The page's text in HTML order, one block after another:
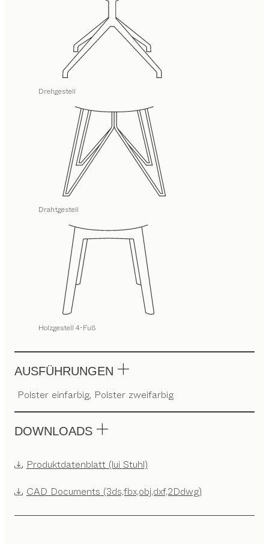
Drehgestell
Drahtgestell
Holzgestell 4-Fuß
AUSFÜHRUNGEN
Polster einfarbig, Polster zweifarbig
DOWNLOADS
Produktdatenblatt (lui Stuhl)
CAD Documents (3ds,fbx,obj,dxf,2Ddwg)